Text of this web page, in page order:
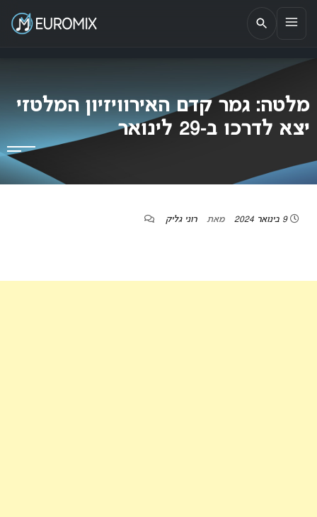
EUROMIX
אתר הבית של האירוויזיון בישראל
מלטה: גמר קדם האירוויזיון המלטזי
יצא לדרכו ב-29 לינואר
9 בינואר 2024 מאת רוני גליק